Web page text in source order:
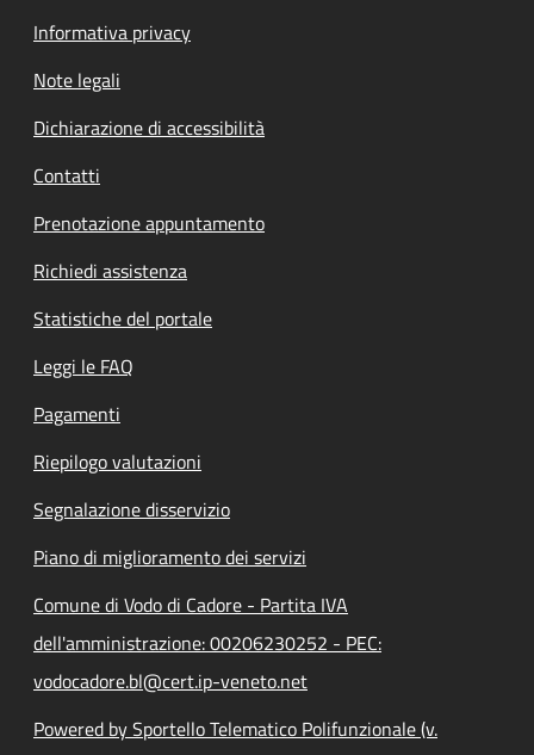
Informativa privacy
Note legali
Dichiarazione di accessibilità
Contatti
Prenotazione appuntamento
Richiedi assistenza
Statistiche del portale
Leggi le FAQ
Pagamenti
Riepilogo valutazioni
Segnalazione disservizio
Piano di miglioramento dei servizi
Comune di Vodo di Cadore - Partita IVA
dell'amministrazione: 00206230252 - PEC:
vodocadore.bl@cert.ip-veneto.net
Powered by Sportello Telematico Polifunzionale (v.